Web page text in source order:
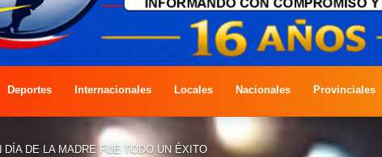
Deportes Internacionales Locales Nacionales Provinciales
DÍA DE LA MADRE FUE TODO UN ÉXITO